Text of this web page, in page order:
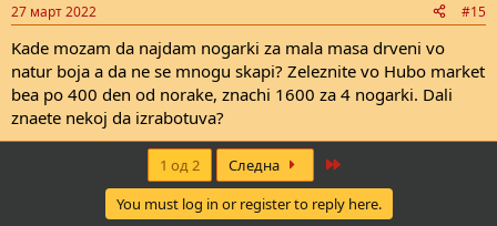
27 март 2022 #15
Kade mozam da najdam nogarki za mala masa drveni vo
natur boja a da ne se mnogu skapi? Zeleznite vo Hubo market
bea po 400 den od norake, znachi 1600 za 4 nogarki. Dali
znaete nekoj da izrabotuva?
1 од 2 Следна
You must log in or register to reply here.